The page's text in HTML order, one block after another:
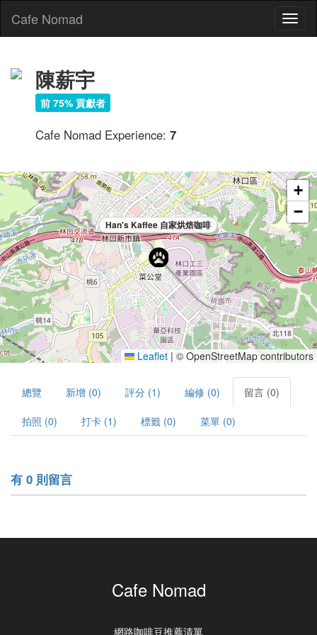
Cafe Nomad
陳薪宇
前 75% 貢獻者
Cafe Nomad Experience: 7
Han's Kaffee 自家烘焙咖啡
+
−
Leaflet | © OpenStreetMap contributors
總覽 新增 (0) 評分 (1) 編修 (0) 留言 (0)
拍照 (0) 打卡 (1) 標籤 (0) 菜單 (0)
有 0 則留言
Cafe Nomad
網路咖啡豆推薦清單